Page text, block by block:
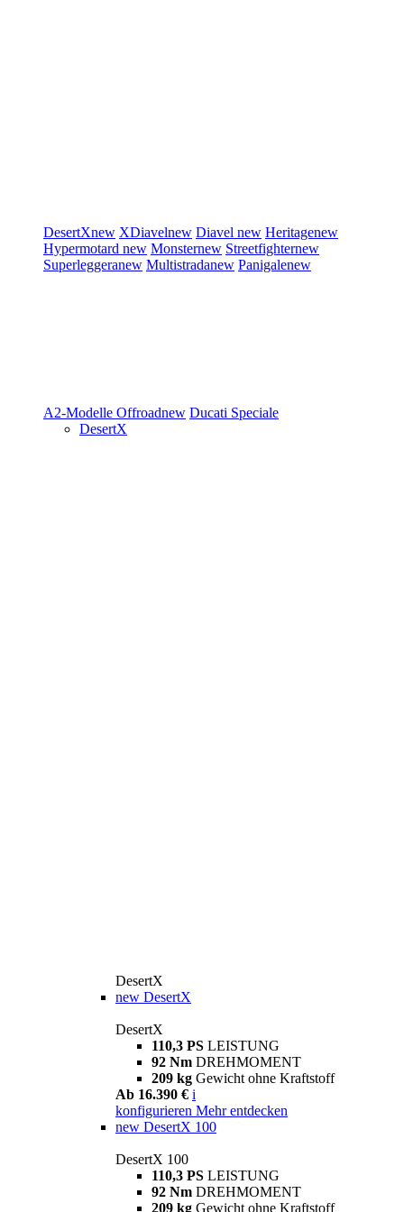
DesertXnew XDiavelnew Diavel new Heritagenew
Hypermotard new Monsternew Streetfighternew
Superleggeranew Multistradanew Panigalenew
A2-Modelle Offroadnew Ducati Speciale
DesertX
DesertX
new DesertX
DesertX
110,3 PS LEISTUNG
92 Nm DREHMOMENT
209 kg Gewicht ohne Kraftstoff
Ab 16.390 € i
konfigurieren Mehr entdecken
new DesertX 100
DesertX 100
110,3 PS LEISTUNG
92 Nm DREHMOMENT
209 kg Gewicht ohne Kraftstoff